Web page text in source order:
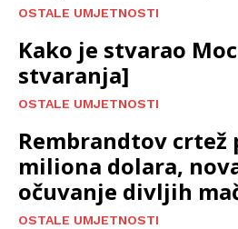
OSTALE UMJETNOSTI
Kako je stvarao
stvaranja]
OSTALE UMJETNOSTI
Rembrandtov crtež
miliona dolara,
očuvanje divljih
OSTALE UMJETNOSTI